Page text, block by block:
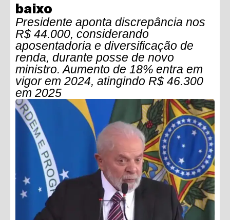
baixo
Presidente aponta discrepância nos
R$ 44.000, considerando
aposentadoria e diversificação de
renda, durante posse de novo
ministro. Aumento de 18% entra em
vigor em 2024, atingindo R$ 46.300
em 2025